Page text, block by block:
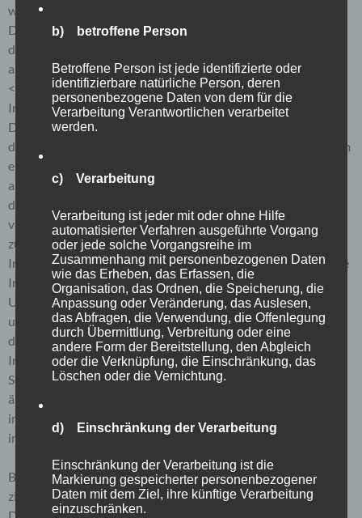
werden. Dies ist in allen gängigen Internetbrowsern möglich.
Deaktiviert die betroffene Person die Setzung von Cookies in
dem genutzten Internetbrowser, sind unter Umständen nicht
alle Funktionen unserer Internetseite vollumfänglich nutzbar.
<h4>Erfassung von allgemeinen Daten und
Informationen</h4>
Die Internetseite erfasst mit jedem Aufruf der Internetseite
durch eine betroffene Person oder ein automatisiertes System
eine Reihe von allgemeinen Daten und Informationen. Diese
allgemeinen Daten und Informationen werden in den Logfiles
des Servers gespeichert. Erfasst werden können die (1)
verwendeten Browsertypen und Versionen, (2) das vom
zugreifenden System verwendete Betriebssystem, (3) die
Internetseite, von welcher ein zugreifendes System auf unsere
Internetseite gelangt (sogenannte Referrer), (4) die
Unterwebseiten, welche über ein zugreifendes System auf
unserer Internetseite angesteuert werden, (5) das Datum und
die Uhrzeit eines Zugriffs auf die Internetseite, (6) eine
Internet-Protokoll-Adresse (IP-Adresse), (7) der Internet-
Service-Provider des zugreifenden Systems und (8) sonstige
ähnliche Daten und Informationen, die der Gefahrenabwehr
im Falle von Angriffen auf unsere
informationstechnologischen Systeme dienen.
Bei der Nutzung dieser allgemeinen Daten und Informationen
ziehen wird keine Rückschlüsse auf die betroffene Person.
b) betroffene Person
Betroffene Person ist jede identifizierte oder
identifizierbare natürliche Person, deren
personenbezogene Daten von dem für die
Verarbeitung Verantwortlichen verarbeitet
werden.
c) Verarbeitung
Verarbeitung ist jeder mit oder ohne Hilfe
automatisierter Verfahren ausgeführte Vorgang
oder jede solche Vorgangsreihe im
Zusammenhang mit personenbezogenen Daten
wie das Erheben, das Erfassen, die
Organisation, das Ordnen, die Speicherung, die
Anpassung oder Veränderung, das Auslesen,
das Abfragen, die Verwendung, die Offenlegung
durch Übermittlung, Verbreitung oder eine
andere Form der Bereitstellung, den Abgleich
oder die Verknüpfung, die Einschränkung, das
Löschen oder die Vernichtung.
d) Einschränkung der Verarbeitung
Einschränkung der Verarbeitung ist die
Markierung gespeicherter personenbezogener
Daten mit dem Ziel, ihre künftige Verarbeitung
einzuschränken.